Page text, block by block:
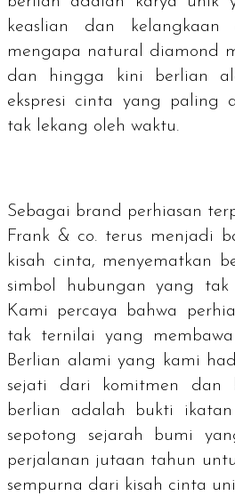
keaslian dan
mengapa natural diamond
dan hingga kini berlian
ekspresi cinta yang paling
tak lekang oleh waktu.
Sebagai brand perhiasan
Frank & co. terus menjadi
kisah cinta, menyematkan
simbol hubungan yang
Kami percaya bahwa
tak ternilai yang
Berlian alami yang kami
sejati dari komitmen dan
berlian adalah bukti
sepotong sejarah bumi
perjalanan jutaan tahun
sempurna dari kisah cinta